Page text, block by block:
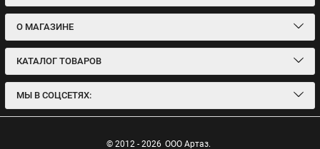
О МАГАЗИНЕ
КАТАЛОГ ТОВАРОВ
МЫ В СОЦСЕТЯХ:
© 2012 - 2026 ООО Артаз.